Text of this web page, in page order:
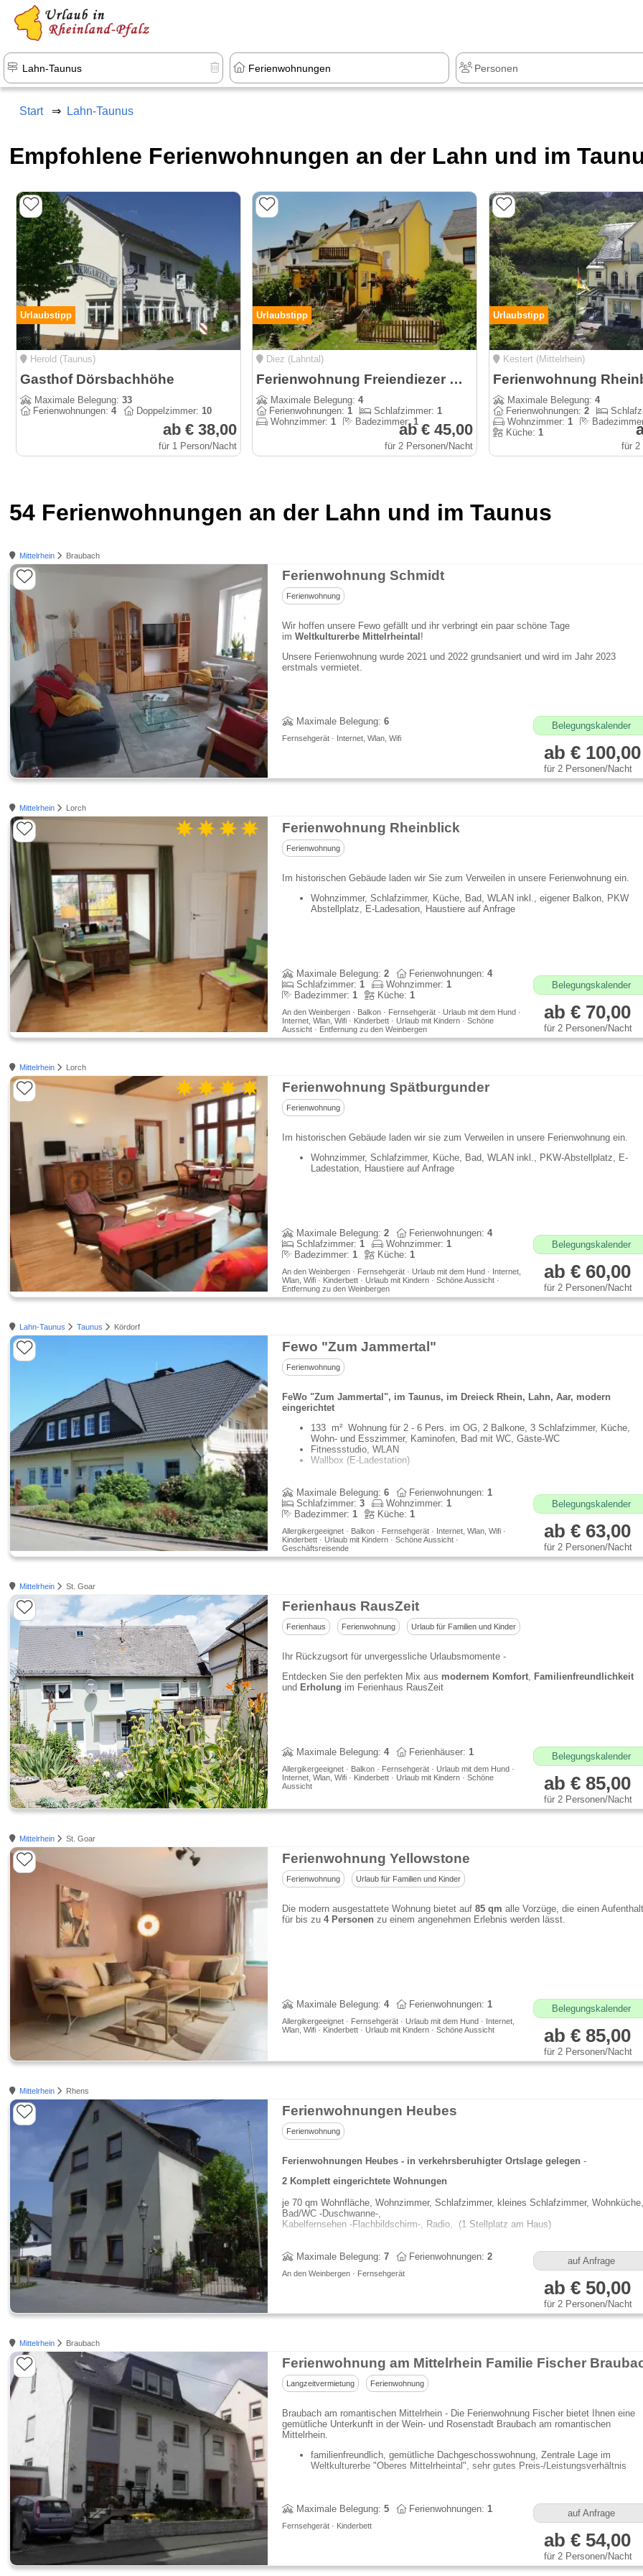
Start Lahn-Taunus
Empfohlene Ferienwohnungen an der Lahn und im
Urlaubstipp
Herold (Taunus)
Gasthof Dörsbachhöhe
Maximale Belegung:33
Ferienwohnungen:4 Doppelzimmer:10
ab € 38,00
für 1 Person/Nacht
Urlaubstipp
Diez (Lahntal)
Ferienwohnung Freiendiezer Stubb in Diez
Maximale Belegung:4
Ferienwohnungen:1 Schlafzimmer:1
Wohnzimmer:1 Badezimmer:1
ab € 45,00
für 2 Personen/Nacht
Urlaubstipp
Kestert (Mittelrhein)
Ferienwohnung
Maximale Belegung: 4
Ferienwohnungen: 2
Wohnzimmer: 1
Küche: 1
für 2
54 Ferienwohnungen an der Lahn und im Taunus
Mittelrhein Braubach
Ferienwohnung Schmidt
Ferienwohnung
Wir hoffen unsere Fewo gefällt und ihr verbringt ein paar schöne Tage
im Weltkulturerbe Mittelrheintal !
Unsere Ferienwohnung wurde 2021 und 2022 grundsaniert und wird im Jahr 2023
erstmals vermietet.
Maximale Belegung: 6
Fernsehgerät · Internet, Wlan, Wifi
Belegungskalender
ab € 100,00
für 2 Personen/Nacht
Mittelrhein Lorch
Ferienwohnung Rheinblick
Ferienwohnung
Im historischen Gebäude laden wir Sie zum Verweilen in unsere Ferienwohnung ein.
Wohnzimmer, Schlafzimmer, Küche, Bad, WLAN inkl., eigener Balkon, PKW
Abstellplatz, E-Ladesation, Haustiere auf Anfrage
Maximale Belegung: 2 Ferienwohnungen: 4
Schlafzimmer: 1 Wohnzimmer: 1
Badezimmer: 1 Küche: 1
An den Weinbergen · Balkon · Fernsehgerät · Urlaub mit dem Hund ·
Internet, Wlan, Wifi · Kinderbett · Urlaub mit Kindern · Schöne
Aussicht · Entfernung zu den Weinbergen
Belegungskalender
ab € 70,00
für 2 Personen/Nacht
Mittelrhein Lorch
Ferienwohnung Spätburgunder
Ferienwohnung
Im historischen Gebäude laden wir sie zum Verweilen in unsere Ferienwohnung ein.
Wohnzimmer, Schlafzimmer, Küche, Bad, WLAN inkl., PKW-Abstellplatz, E-
Ladestation, Haustiere auf Anfrage
Maximale Belegung: 2 Ferienwohnungen: 4
Schlafzimmer: 1 Wohnzimmer: 1
Badezimmer: 1 Küche: 1
An den Weinbergen · Fernsehgerät · Urlaub mit dem Hund · Internet,
Wlan, Wifi · Kinderbett · Urlaub mit Kindern · Schöne Aussicht ·
Entfernung zu den Weinbergen
Belegungskalender
ab € 60,00
für 2 Personen/Nacht
Lahn-Taunus Taunus Kördorf
Fewo "Zum Jammertal"
Ferienwohnung
FeWo "Zum Jammertal", im Taunus, im Dreieck Rhein, Lahn, Aar, modern
eingerichtet
133 m² Wohnung für 2 - 6 Pers. im OG, 2 Balkone, 3 Schlafzimmer, Küche,
Wohn- und Esszimmer, Kaminofen, Bad mit WC, Gäste-WC
Fitnessstudio, WLAN
Wallbox (E-Ladestation)
Maximale Belegung: 6 Ferienwohnungen: 1
Schlafzimmer: 3 Wohnzimmer: 1
Badezimmer: 1 Küche: 1
Allergikergeeignet · Balkon · Fernsehgerät · Internet, Wlan, Wifi ·
Kinderbett · Urlaub mit Kindern · Schöne Aussicht ·
Geschäftsreisende
Belegungskalender
ab € 63,00
für 2 Personen/Nacht
Mittelrhein St. Goar
Ferienhaus RausZeit
Ferienhaus Ferienwohnung Urlaub für Familien und Kinder
Ihr Rückzugsort für unvergessliche Urlaubsmomente -
Entdecken Sie den perfekten Mix aus modernem Komfort, Familienfreundlichkeit
und Erholung im Ferienhaus RausZeit
Maximale Belegung: 4 Ferienhäuser: 1
Allergikergeeignet · Balkon · Fernsehgerät · Urlaub mit dem Hund ·
Internet, Wlan, Wifi · Kinderbett · Urlaub mit Kindern · Schöne
Aussicht
Belegungskalender
ab € 85,00
für 2 Personen/Nacht
Mittelrhein St. Goar
Ferienwohnung Yellowstone
Ferienwohnung Urlaub für Familien und Kinder
Die modern ausgestattete Wohnung bietet auf85 qm alle Vorzüge, die einen Aufenthalt
für bis zu 4 Personen zu einem angenehmen Erlebnis werden lässt.
Maximale Belegung: 4 Ferienwohnungen: 1
Allergikergeeignet · Fernsehgerät · Urlaub mit dem Hund · Internet,
Wlan, Wifi · Kinderbett · Urlaub mit Kindern · Schöne Aussicht
Belegungskalender
ab € 85,00
für 2 Personen/Nacht
Mittelrhein Rhens
Ferienwohnungen Heubes
Ferienwohnung
Ferienwohnungen Heubes - in verkehrsberuhigter Ortslage gelegen -
2 Komplett eingerichtete Wohnungen
je 70 qm Wohnfläche, Wohnzimmer, Schlafzimmer, kleines Schlafzimmer, Wohnküche,
Bad/WC -Duschwanne-,
Kabelfernsehen -Flachbildschirm-, Radio, (1 Stellplatz am Haus)
Maximale Belegung: 7 Ferienwohnungen: 2
An den Weinbergen · Fernsehgerät
auf Anfrage
ab € 50,00
für 2 Personen/Nacht
Mittelrhein Braubach
Ferienwohnung am Mittelrhein Familie Fischer
Langzeitvermietung Ferienwohnung
Braubach am romantischen Mittelrhein - Die Ferienwohnung Fischer bietet Ihnen eine
gemütliche Unterkunft in der Wein- und Rosenstadt Braubach am romantischen
Mittelrhein.
familienfreundlich, gemütliche Dachgeschosswohnung, Zentrale Lage im
Weltkulturerbe "Oberes Mittelrheintal", sehr gutes Preis-/Leistungsverhältnis
Maximale Belegung: 5 Ferienwohnungen: 1
Fernsehgerät · Kinderbett
auf Anfrage
ab € 54,00
für 2 Personen/Nacht